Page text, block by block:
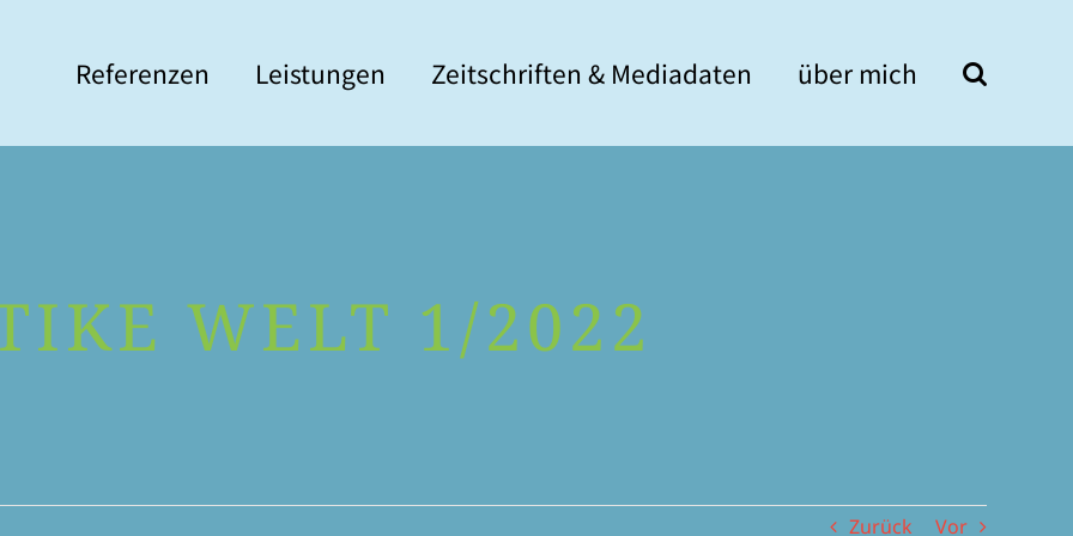
Refe­ren­zen Leis­tun­gen Zeit­schrif­ten & Mediadaten über mich
WELT 1/2022
Zurück Vor